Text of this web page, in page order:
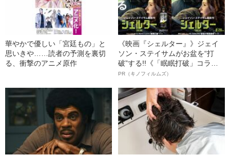
華やかで優しい「宮廷もの」と
思いきや……読者の予測を裏切
る、衝撃のアニメ原作
《映画『シェルター』》ジェイ
ソン・ステイサムがお盆を“打
破”する!!《「眠眠打破」コラ
ボ》
PR（キノフィルムズ）